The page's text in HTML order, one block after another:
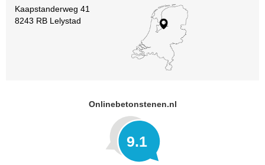
Kaapstanderweg 41
8243 RB Lelystad
Onlinebetonstenen.nl
9.1